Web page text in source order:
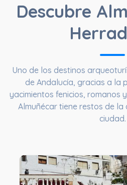
Descubre
Uno de los destinos
de Andalucía, gracias a la
yacimientos fenicios, romanos
Almuñécar tiene restos de
ciudad.